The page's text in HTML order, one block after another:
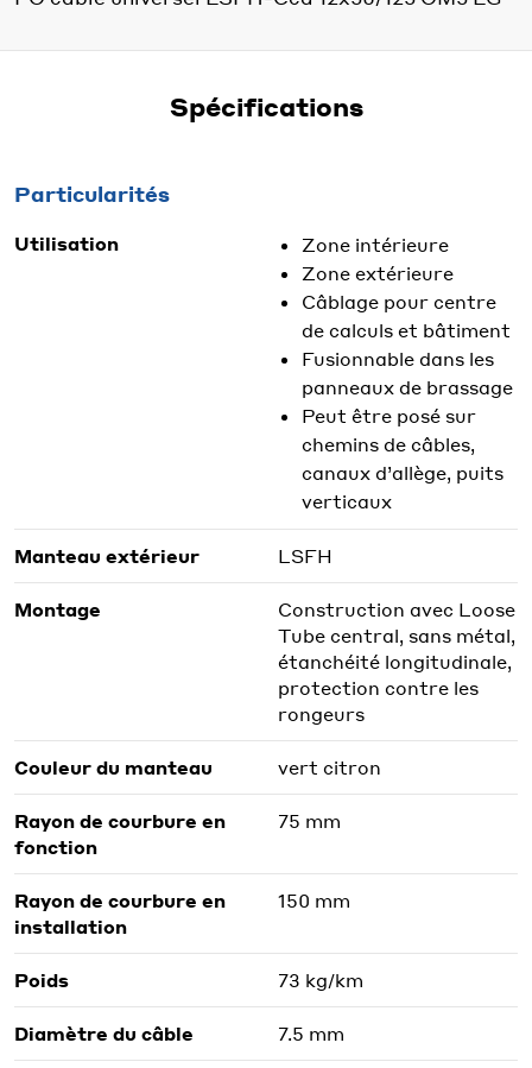
Spécifications
Particularités
Utilisation
Zone intérieure
Zone extérieure
Câblage pour centre
de calculs et bâtiment
Fusionnable dans les
panneaux de brassage
Peut être posé sur
chemins de câbles,
canaux d’allège, puits
verticaux
Manteau extérieur LSFH
Montage
Construction avec Loose
Tube central, sans métal,
étanchéité longitudinale,
protection contre les
rongeurs
Couleur du manteau vert citron
Rayon de courbure en
fonction
75 mm
Rayon de courbure en
installation
150 mm
Poids 73 kg/km
Diamètre du câble 7.5 mm